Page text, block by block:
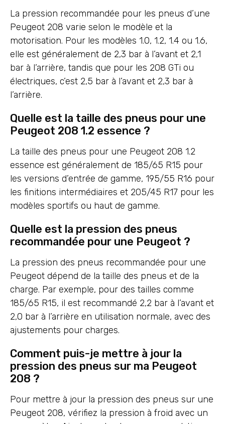
La pression recommandée pour les pneus d’une
Peugeot 208 varie selon le modèle et la
motorisation. Pour les modèles 1.0, 1.2, 1.4 ou 1.6,
elle est généralement de 2,3 bar à l’avant et 2,1
bar à l’arrière, tandis que pour les 208 GTi ou
électriques, c’est 2,5 bar à l’avant et 2,3 bar à
l’arrière.
Quelle est la taille des pneus pour une
Peugeot 208 1.2 essence ?
La taille des pneus pour une Peugeot 208 1.2
essence est généralement de 185/65 R15 pour
les versions d’entrée de gamme, 195/55 R16 pour
les finitions intermédiaires et 205/45 R17 pour les
modèles sportifs ou haut de gamme.
Quelle est la pression des pneus
recommandée pour une Peugeot ?
La pression des pneus recommandée pour une
Peugeot dépend de la taille des pneus et de la
charge. Par exemple, pour des tailles comme
185/65 R15, il est recommandé 2,2 bar à l’avant et
2,0 bar à l’arrière en utilisation normale, avec des
ajustements pour charges.
Comment puis-je mettre à jour la
pression des pneus sur ma Peugeot
208 ?
Pour mettre à jour la pression des pneus sur une
Peugeot 208, vérifiez la pression à froid avec un